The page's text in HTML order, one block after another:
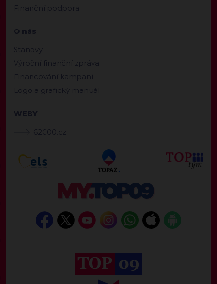
Finanční podpora
O nás
Stanovy
Výroční finanční zpráva
Financování kampaní
Logo a grafický manuál
WEBY
62000.cz